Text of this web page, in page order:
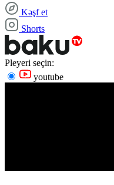
Kəşf et
Shorts
Pleyeri seçin:
youtube